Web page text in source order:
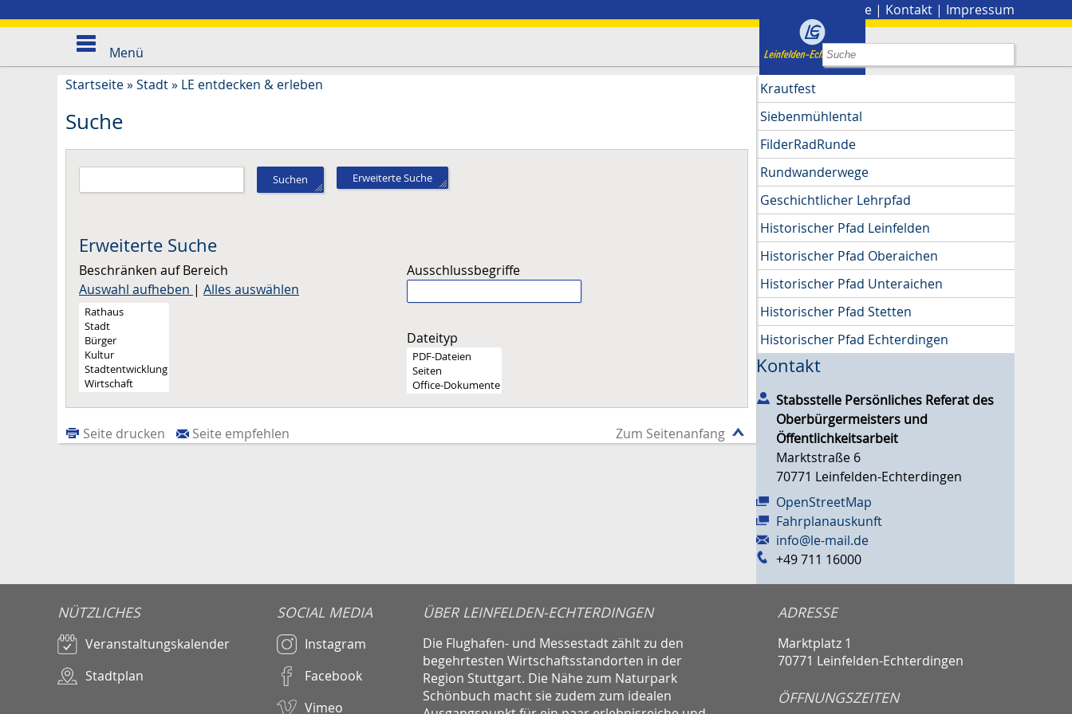
Presse | Kontakt | Impressum
Menü
Startseite»Stadt» LE entdecken & erleben
Suche
Suchen Erweiterte Suche
Erweiterte Suche
Beschränken auf Bereich
Auswahl aufheben | Alles auswählen
Ausschlussbegriffe
Dateityp
Zum Seitenanfang
Seite drucken Seite empfehlen
Krautfest
Siebenmühlental
FilderRadRunde
Rundwanderwege
Geschichtlicher Lehrpfad
Historischer Pfad Leinfelden
Historischer Pfad Oberaichen
Historischer Pfad Unteraichen
Historischer Pfad Stetten
Historischer Pfad Echterdingen
Kontakt
Stabsstelle Persönliches Referat des
Oberbürgermeisters und
Öffentlichkeitsarbeit
Marktstraße 6
70771 Leinfelden-Echterdingen
OpenStreetMap
Fahrplanauskunft
info@le-mail.de
+49 711 16000
NÜTZLICHES
Veranstaltungskalender
Stadtplan
SOCIAL MEDIA
Instagram
Facebook
Vimeo
ÜBER LEINFELDEN-ECHTERDINGEN
Die Flughafen- und Messestadt zählt zu den
begehrtesten Wirtschaftsstandorten in der
Region Stuttgart. Die Nähe zum Naturpark
Schönbuch macht sie zudem zum idealen
ADRESSE
Marktplatz 1
70771 Leinfelden-Echterdingen
ÖFFNUNGSZEITEN